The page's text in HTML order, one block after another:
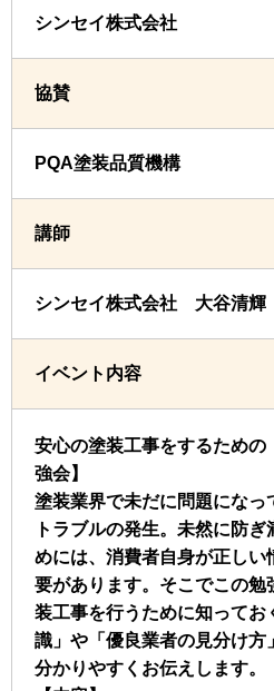
シンセイ株式会社
協賛
PQA塗装品質機構
講師
シンセイ株式会社 大谷清輝
イベント内容
安心の塗装工事をするための
強会】
塗装業界で未だに問題になっ
トラブルの発生。未然に防
めには、消費者自身が正しい
要があります。そこでこの勉
装工事を行うために知ってお
識」や「優良業者の見分け方
分かりやすくお伝えします。